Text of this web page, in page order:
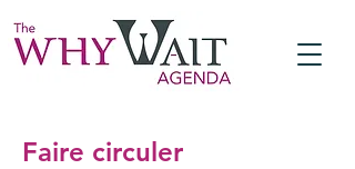
Faire circuler